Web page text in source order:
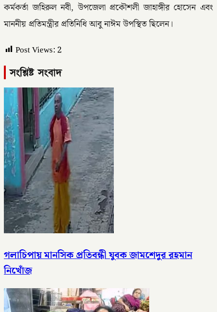
কর্মকর্তা জহিরুল নবী, উপজেলা প্রকৌশলী জাহাঙ্গীর হোসেন এবং
মাননীয় প্রতিমন্ত্রীর প্রতিনিধি আবু নাঈম উপস্থিত ছিলেন।
Post Views: 2
সংশ্লিষ্ট সংবাদ
গলাচিপায় মানসিক প্রতিবন্ধী যুবক জামশেদুর রহমান
নিখোঁজ